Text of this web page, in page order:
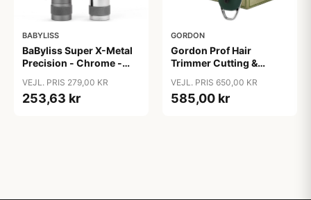
BABYLISS
BaByliss Super X-Metal
Precision - Chrome -
VEJL. PRIS 279,00 KR
253,63 kr
GORDON
Gordon Prof Hair
Trimmer Cutting &
VEJL. PRIS 650,00 KR
585,00 kr